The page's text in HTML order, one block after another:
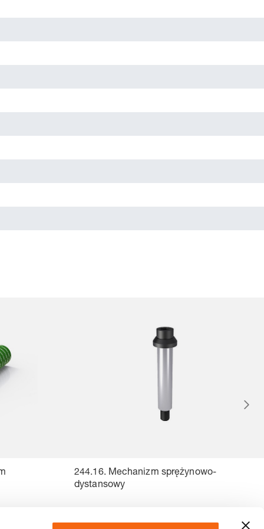
244.16. Mechanizm sprężynowo-
dystansowy